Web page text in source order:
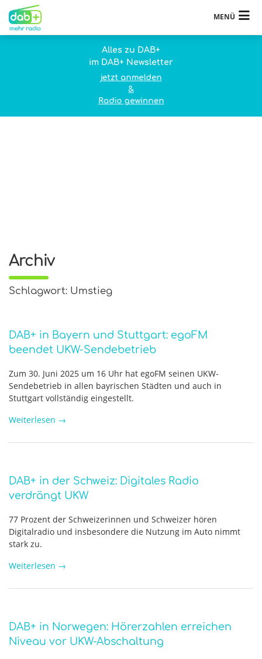
MENÜ
Alles zu DAB+
im DAB+ Newsletter
jetzt anmelden
&
Radio gewinnen
Archiv
Schlagwort: Umstieg
DAB+ in Bayern und Stuttgart: egoFM
beendet UKW-Sendebetrieb
Zum 30. Juni 2025 um 16 Uhr hat egoFM seinen UKW-
Sendebetrieb in allen bayrischen Städten und auch in
Stuttgart vollständig eingestellt.
Weiterlesen →
DAB+ in der Schweiz: Digitales Radio
verdrängt UKW
77 Prozent der Schweizerinnen und Schweizer hören
Digitalradio und insbesondere die Nutzung im Auto nimmt
stark zu.
Weiterlesen →
DAB+ in Norwegen: Hörerzahlen erreichen
Niveau vor UKW-Abschaltung